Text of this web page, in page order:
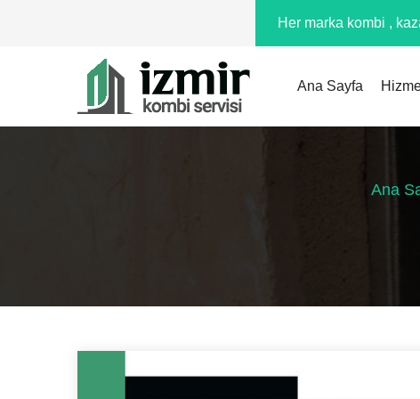
Her marka kombi ,
Ana Sayfa
Ana